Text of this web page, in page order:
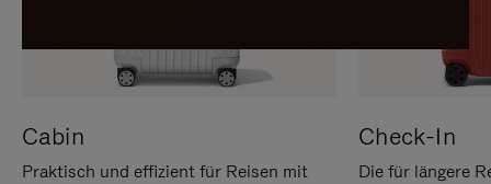
Cabin
Praktisch und effizient für Reisen mit
Check-In
Die für längere